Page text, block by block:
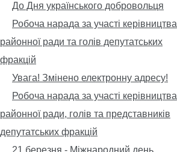
До Дня українського добровольця
Робоча нарада за участі керівництва
районної ради та голів депутатських
фракцій
Увага! Змінено електронну адресу!
Робоча нарада за участі керівництва
районної ради, голів та представників
депутатських фракцій
21 березня - Міжнародний день